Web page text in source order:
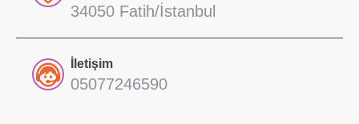
34050 Fatih/İstanbul
İletişim
05077246590